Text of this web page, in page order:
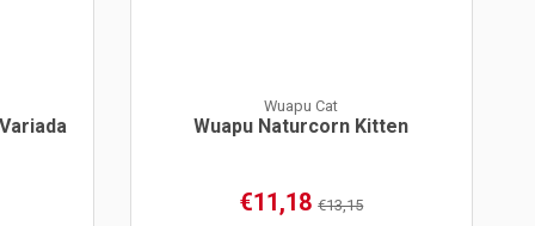
Wuapu Cat
Wuapu Naturcorn Kitten
€11,18€13,15